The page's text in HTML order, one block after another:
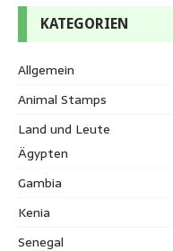
KATEGORIEN
Allgemein
Animal Stamps
Land und Leute
Ägypten
Gambia
Kenia
Senegal